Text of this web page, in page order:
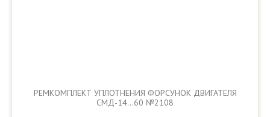
РЕМКОМПЛЕКТ УПЛОТНЕНИЯ ФОРСУНОК ДВИГАТЕЛЯ
СМД-14...60 №2108